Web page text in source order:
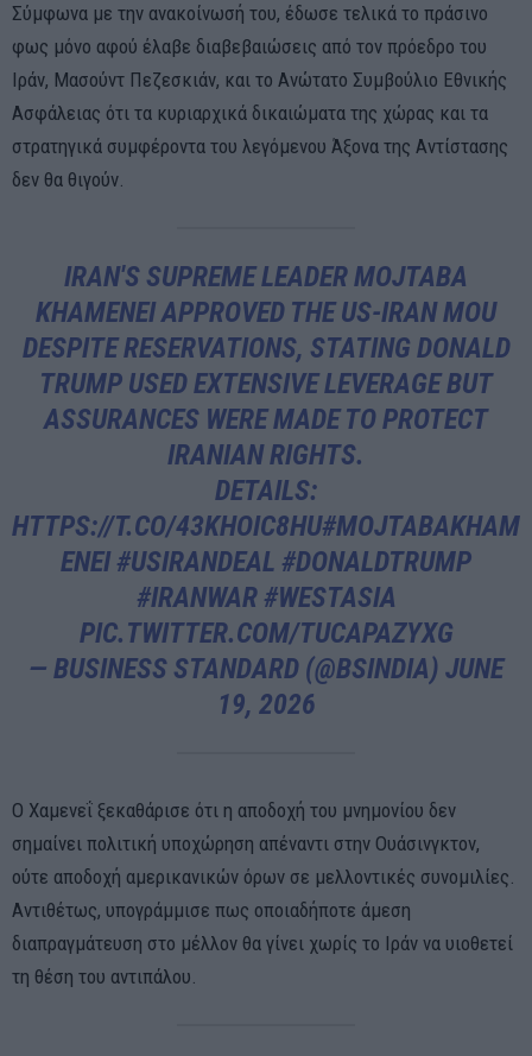
Σύμφωνα με την ανακοίνωσή του, έδωσε τελικά το πράσινο
φως μόνο αφού έλαβε διαβεβαιώσεις από τον πρόεδρο του
Ιράν, Μασούντ Πεζεσκιάν, και το Ανώτατο Συμβούλιο Εθνικής
Ασφάλειας ότι τα κυριαρχικά δικαιώματα της χώρας και τα
στρατηγικά συμφέροντα του λεγόμενου Άξονα της Αντίστασης
δεν θα θιγούν.
IRAN'S SUPREME LEADER MOJTABA
KHAMENEI APPROVED THE US-IRAN MOU
DESPITE RESERVATIONS, STATING DONALD
TRUMP USED EXTENSIVE LEVERAGE BUT
ASSURANCES WERE MADE TO PROTECT
IRANIAN RIGHTS.
DETAILS:
HTTPS://T.CO/43KHOIC8HU#MOJTABAKHAM
ENEI #USIRANDEAL #DONALDTRUMP
#IRANWAR #WESTASIA
PIC.TWITTER.COM/TUCAPAZYXG
— BUSINESS STANDARD (@BSINDIA) JUNE
19, 2026
Ο Χαμενεΐ ξεκαθάρισε ότι η αποδοχή του μνημονίου δεν
σημαίνει πολιτική υποχώρηση απέναντι στην Ουάσινγκτον,
ούτε αποδοχή αμερικανικών όρων σε μελλοντικές συνομιλίες.
Αντιθέτως, υπογράμμισε πως οποιαδήποτε άμεση
διαπραγμάτευση στο μέλλον θα γίνει χωρίς το Ιράν να υιοθετεί
τη θέση του αντιπάλου.